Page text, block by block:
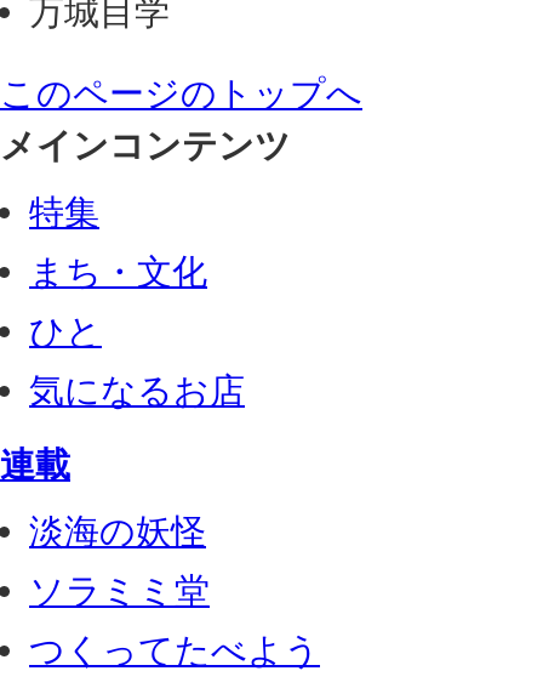
万城目学
このページのトップへ
メインコンテンツ
特集
まち・文化
ひと
気になるお店
連載
淡海の妖怪
ソラミミ堂
つくってたべよう